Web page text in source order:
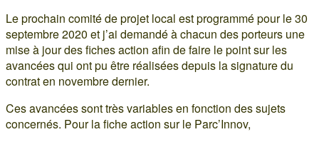
Le prochain comité de projet local est programmé pour le 30
septembre 2020 et j’ai demandé à chacun des porteurs une
mise à jour des fiches action afin de faire le point sur les
avancées qui ont pu être réalisées depuis la signature du
contrat en novembre dernier.
Ces avancées sont très variables en fonction des sujets
concernés. Pour la fiche action sur le Parc’Innov,